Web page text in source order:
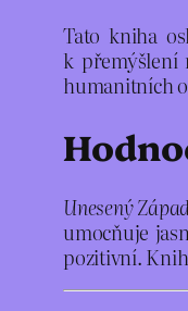
Tato kniha
k přemýšlení
humanitních
Unesený
umocňuje
pozitivní.